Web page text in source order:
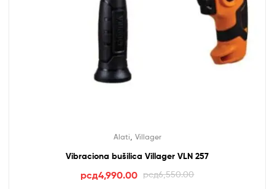
Alati Villager
Vibraciona bušilica Villager VLN 257
рсд6,550.00
Оригинална
рсд4,990.00Тренутна